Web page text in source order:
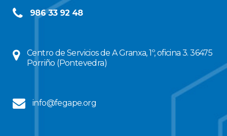
986 33 92 48
Centro de Servicios de A Granxa, 1º, oficina 3. 36475
Porriño (Pontevedra)
info@fegape.org